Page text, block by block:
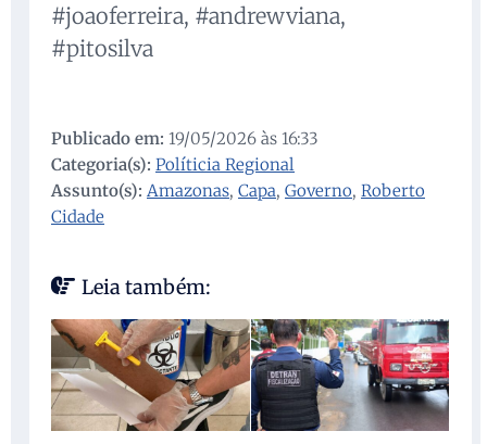
#joaoferreira, #andrewviana,
#pitosilva
Publicado em: 19/05/2026 às 16:33
Categoria(s): Políticia Regional
Assunto(s): Amazonas, Capa, Governo, Roberto
Cidade
Leia também: